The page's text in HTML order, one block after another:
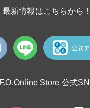
最新情報はこちらから！
F.O.Online Store 公式